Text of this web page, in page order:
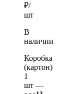
₽/
шт
В
наличии
Коробка
(картон)
1
шт —